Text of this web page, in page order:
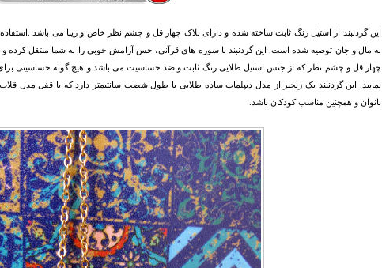
این گردنبند از استیل رنگ ثابت ساخته شده و دارای پلاک چهار قل و چشم نظر خاص و زیبا می باشد
به مال و جان توصیه شده است. این گردنبند با سوره های قرآنی، حس آرامش خوبی را به شما منتقل کرده
چهار قل و چشم نظر که از جنس استیل طلایی رنگ ثابت و ضد حساسیت می باشد و هیچ گونه حساسیتی برای
نمایید. این گردنبند یک زنجیر از مدل دیپلمات ساده طلایی با طول شصت سانتیمتر دارد که با قفل مدل
بانوان و همچنین مناسب کودکان باشد.